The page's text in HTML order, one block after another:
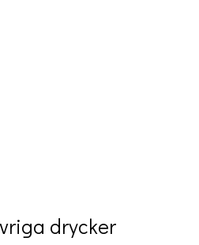
drycker